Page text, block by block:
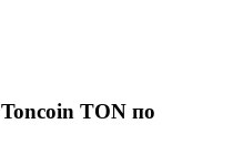
TON по